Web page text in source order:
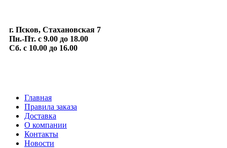
г. Псков, Стахановская 7
Пн.-Пт. с 9.00 до 18.00
Сб. с 10.00 до 16.00
Главная
Правила заказа
Доставка
О компании
Контакты
Новости